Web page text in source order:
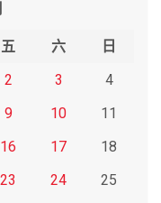
五 六
日
2 3
4
9 10
11
16 17
18
23 24
25